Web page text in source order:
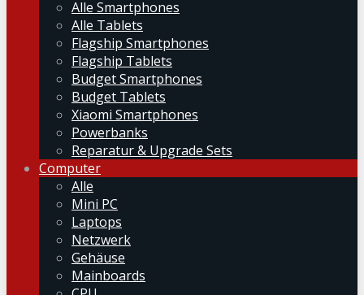
Alle Smartphones
Alle Tablets
Flagship Smartphones
Flagship Tablets
Budget Smartphones
Budget Tablets
Xiaomi Smartphones
Powerbanks
Reparatur & Upgrade Sets
Computer
Alle
Mini PC
Laptops
Netzwerk
Gehäuse
Mainboards